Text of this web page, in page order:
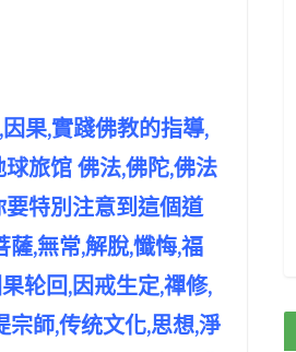
果,實踐佛教的指導,
旅馆 佛法,佛陀,佛法
要特別注意到這個道
薩,無常,解脫,懺悔,福
轮回,因戒生定,禪修,
宗師,传统文化,思想,淨